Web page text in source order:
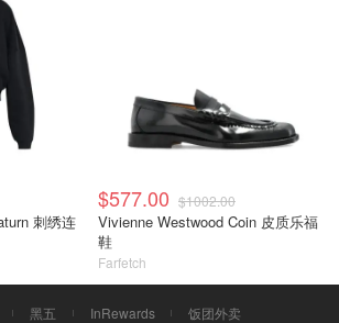
刺绣连
$577.00 $1002.00
Vivienne Westwood Coin 皮质乐福
鞋
Farfetch
黑五 InRewards
饭团外卖